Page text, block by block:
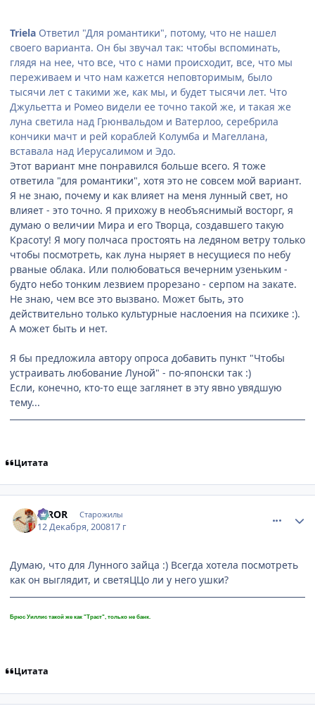
Triela Ответил "Для романтики", потому, что не нашел
своего варианта. Он бы звучал так: чтобы вспоминать,
глядя на нее, что все, что с нами происходит, все, что мы
переживаем и что нам кажется неповторимым, было
тысячи лет с такими же, как мы, и будет тысячи лет. Что
Джульетта и Ромео видели ее точно такой же, и такая же
луна светила над Грюнвальдом и Ватерлоо, серебрила
кончики мачт и рей кораблей Колумба и Магеллана,
вставала над Иерусалимом и Эдо.
Этот вариант мне понравился больше всего. Я тоже
ответила "для романтики", хотя это не совсем мой вариант.
Я не знаю, почему и как влияет на меня лунный свет, но
влияет - это точно. Я прихожу в необъяснимый восторг, я
думаю о величии Мира и его Творца, создавшего такую
Красоту! Я могу полчаса простоять на ледяном ветру только
чтобы посмотреть, как луна ныряет в несущиеся по небу
рваные облака. Или полюбоваться вечерним узеньким -
будто небо тонким лезвием прорезано - серпом на закате.
Не знаю, чем все это вызвано. Может быть, это
действительно только культурные наслоения на психике :).
А может быть и нет.
Я бы предложила автору опроса добавить пункт "Чтобы
устраивать любование Луной" - по-японски так :)
Если, конечно, кто-то еще заглянет в эту явно увядшую
тему...
Цитата
IRROR Старожилы
12 Декабря, 200817 г
Думаю, что для Лунного зайца :) Всегда хотела посмотреть
как он выглядит, и светяЦЦо ли у него ушки?
Брюс Уиллис такой же как "Траст", только не банк.
Цитата